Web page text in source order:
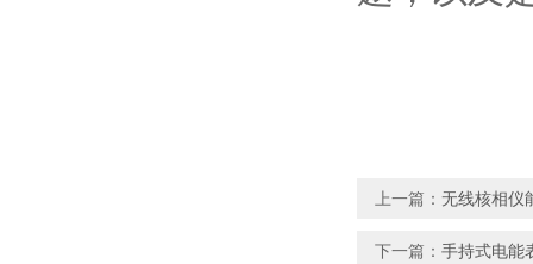
上一篇： 无线核相仪
下一篇： 手持式电能